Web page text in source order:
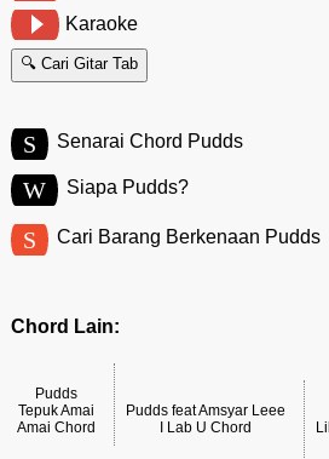
Karaoke
🔍 Cari Gitar Tab
S Senarai Chord Pudds
W Siapa Pudds?
S Cari Barang Berkenaan Pudds
Chord Lain:
Pudds
Tepuk Amai
Amai Chord
Pudds feat Amsyar Leee
I Lab U Chord